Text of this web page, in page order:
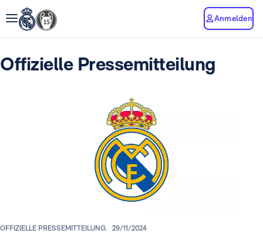
Anmelden
Offizielle Pressemitteilung
OFFIZIELLE PRESSEMITTEILUNG. 29/11/2024